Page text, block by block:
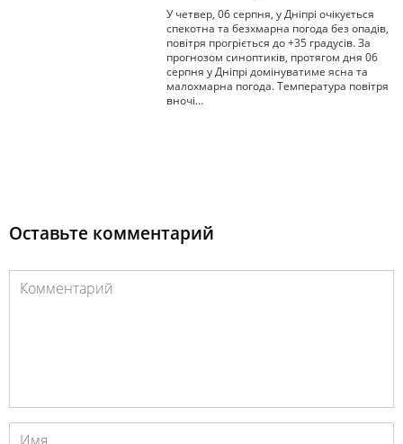
У четвер, 06 серпня, у Дніпрі очікується
спекотна та безхмарна погода без опадів,
повітря прогріється до +35 градусів. За
прогнозом синоптиків, протягом дня 06
серпня у Дніпрі домінуватиме ясна та
малохмарна погода. Температура повітря
вночі…
Оставьте комментарий